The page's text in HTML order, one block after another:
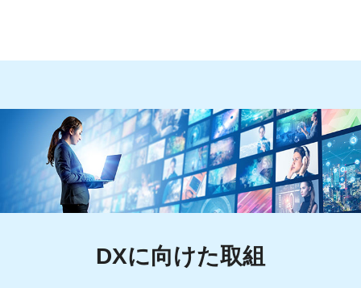
DXに向けた取組